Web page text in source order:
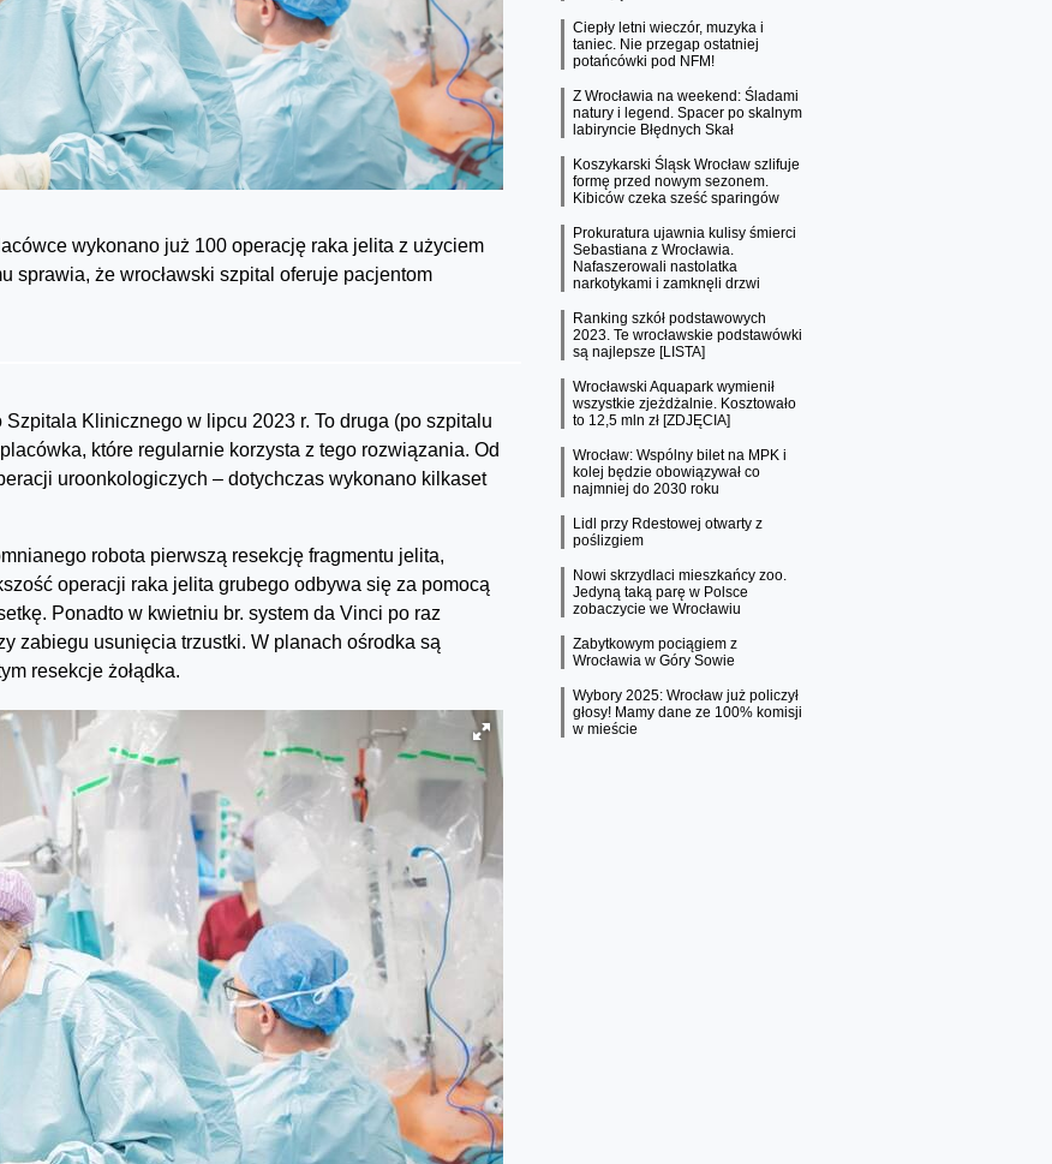
wykonano już 100 operację raka jelita z użyciem
sprawia, że wrocławski szpital oferuje pacjentom
Klinicznego w lipcu 2023 r. To druga (po szpitalu
które regularnie korzysta z tego rozwiązania. Od
uroonkologiczych – dotychczas wykonano kilkaset
robota pierwszą resekcję fragmentu jelita,
operacji raka jelita grubego odbywa się za pomocą
Ponadto w kwietniu br. system da Vinci po raz
zabiegu usunięcia trzustki. W planach ośrodka są
resekcje żołądka.
Ciepły letni wieczór, muzyka i
taniec. Nie przegap ostatniej
potańcówki pod NFM!
Z Wrocławia na weekend: Śladami
natury i legend. Spacer po skalnym
labiryncie Błędnych Skał
Koszykarski Śląsk Wrocław szlifuje
formę przed nowym sezonem.
Kibiców czeka sześć sparingów
Prokuratura ujawnia kulisy śmierci
Sebastiana z Wrocławia.
Nafaszerowali nastolatka
narkotykami i zamknęli drzwi
Ranking szkół podstawowych
2023. Te wrocławskie podstawówki
są najlepsze [LISTA]
Wrocławski Aquapark wymienił
wszystkie zjeżdżalnie. Kosztowało
to 12,5 mln zł [ZDJĘCIA]
Wrocław: Wspólny bilet na MPK i
kolej będzie obowiązywał co
najmniej do 2030 roku
Lidl przy Rdestowej otwarty z
poślizgiem
Nowi skrzydlaci mieszkańcy zoo.
Jedyną taką parę w Polsce
zobaczycie we Wrocławiu
Zabytkowym pociągiem z
Wrocławia w Góry Sowie
Wybory 2025: Wrocław już policzył
głosy! Mamy dane ze 100% komisji
w mieście